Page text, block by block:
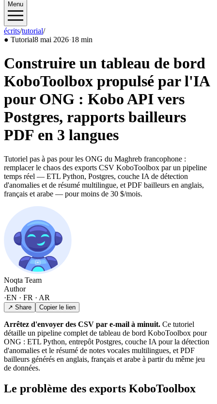
Menu
écrits/tutorial/2026/05
● Tutorial8 mai 2026·18 min
Construire un tableau de bord
KoboToolbox propulsé par l'IA
pour ONG : Kobo API vers
Postgres, rapports bailleurs
PDF en 3 langues
Tutoriel pas à pas pour les ONG du Maghreb francophone :
remplacer le chaos des exports CSV KoboToolbox par un pipeline
temps réel — ETL Python, Postgres, couche IA de détection
d'anomalies et de résumé multilingue, et PDF bailleurs en anglais,
français et arabe — pour moins de 30 $/mois.
Noqta Team
Author
·EN · FR · AR
↗ Share Copier le lien
Arrêtez d'envoyer des CSV par e-mail à minuit. Ce tutoriel
détaille un pipeline complet de tableau de bord KoboToolbox pour
ONG : ETL Python, entrepôt Postgres, couche IA pour la détection
d'anomalies et le résumé de notes vocales multilingues, et PDF
bailleurs générés en anglais, français et arabe à partir du même jeu
de données.
Le problème des exports KoboToolbox